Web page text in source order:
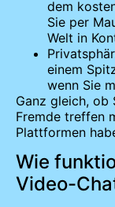
dem
Sie per
Welt in
einem
wenn Sie
Ganz gleich, ob
Fremde treffen
Plattformen
Wie
Video-